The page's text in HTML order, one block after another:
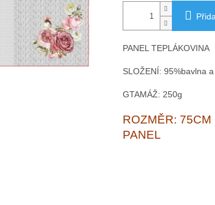
PANEL TEPLÁKOVINA
SLOŽENÍ: 95%bavlna
GTAMÁŽ: 250g
ROZMĚR:
PANEL